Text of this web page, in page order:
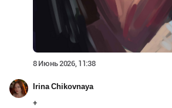
8 Июнь 2026, 11:38
Irina Chikovnaya
+